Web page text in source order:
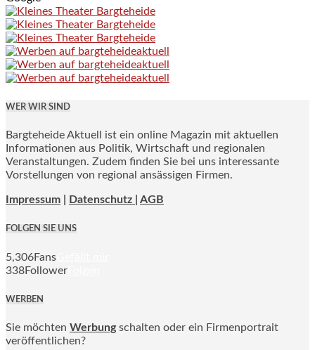
WER WIR SIND
Bargteheide Aktuell ist ein online Magazin mit aktuellen
Informationen aus Politik, Wirtschaft und regionalen
Veranstaltungen. Zudem finden Sie bei uns interessante
Vorstellungen von regional ansässigen Firmen.
Impressum Datenschutz | AGB
FOLGEN SIE UNS
5,306Fans
338Follower
WERBEN
Sie möchten Werbung schalten oder ein Firmenportrait
veröffentlichen?